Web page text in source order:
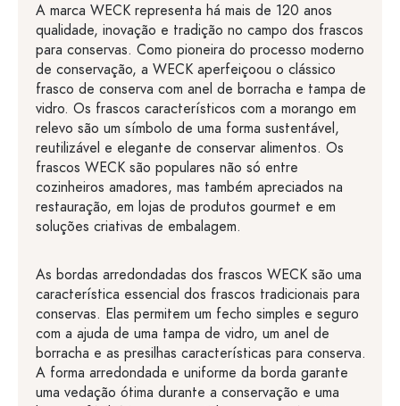
A marca WECK representa há mais de 120 anos
qualidade, inovação e tradição no campo dos frascos
para conservas. Como pioneira do processo moderno
de conservação, a WECK aperfeiçoou o clássico
frasco de conserva com anel de borracha e tampa de
vidro. Os frascos característicos com a morango em
relevo são um símbolo de uma forma sustentável,
reutilizável e elegante de conservar alimentos. Os
frascos WECK são populares não só entre
cozinheiros amadores, mas também apreciados na
restauração, em lojas de produtos gourmet e em
soluções criativas de embalagem.
As bordas arredondadas dos frascos WECK são uma
característica essencial dos frascos tradicionais para
conservas. Elas permitem um fecho simples e seguro
com a ajuda de uma tampa de vidro, um anel de
borracha e as presilhas características para conserva.
A forma arredondada e uniforme da borda garante
uma vedação ótima durante a conservação e uma